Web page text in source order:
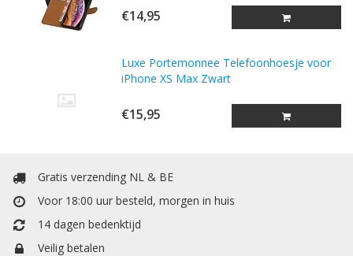
€14,95
Luxe Portemonnee Telefoonhoesje voor
iPhone XS Max Zwart
€15,95
Gratis verzending NL & BE
Voor 18:00 uur besteld, morgen in huis
14 dagen bedenktijd
Veilig betalen